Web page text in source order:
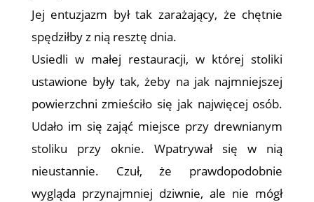
Jej entuzjazm był tak zarażający, że chętnie
spędziłby z nią resztę dnia.
Usiedli w małej restauracji, w której stoliki
ustawione były tak, żeby na jak najmniejszej
powierzchni zmieściło się jak najwięcej osób.
Udało im się zająć miejsce przy drewnianym
stoliku przy oknie. Wpatrywał się w nią
nieustannie. Czuł, że prawdopodobnie
wygląda przynajmniej dziwnie, ale nie mógł